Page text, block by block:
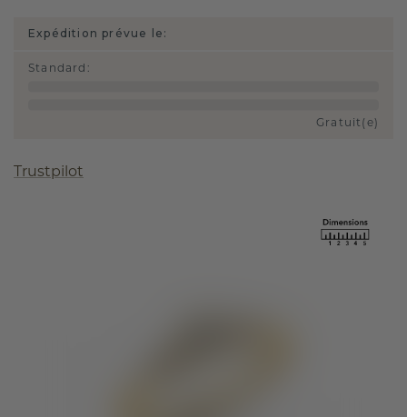
Expédition prévue le:
Standard :
Gratuit(e)
Trustpilot